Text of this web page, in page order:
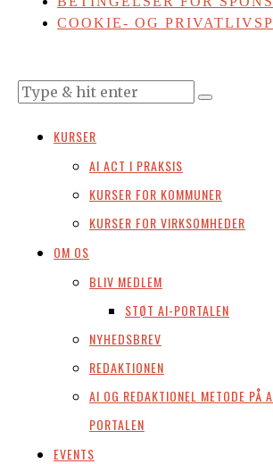
COOKIE- OG
KURSER
AI ACT I PRAKSIS
KURSER FOR KOMMUNER
KURSER FOR VIRKSOMHEDER
OM OS
BLIV MEDLEM
STØT AI-PORTALEN
NYHEDSBREV
REDAKTIONEN
AI OG REDAKTIONEL METODE PÅ
PORTALEN
EVENTS